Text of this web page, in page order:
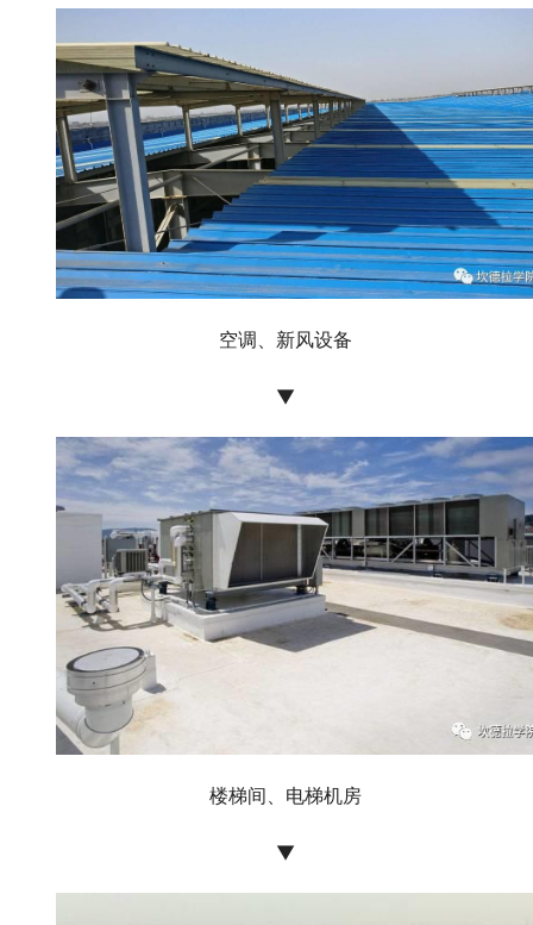
空调、新风设备
▼
楼梯间、电梯机房
▼